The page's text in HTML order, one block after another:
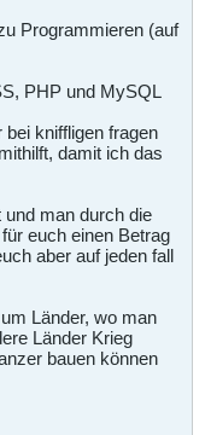
Programmieren (auf
PHP und MySQL
kniffligen fragen
damit ich das
man durch die
euch einen Betrag
aber auf jeden fall
Länder, wo man
Länder Krieg
bauen können